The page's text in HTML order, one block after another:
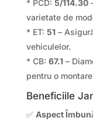
* PCD: 5/114.30
varietate de
* ET: 51 –
vehiculelor.
* CB: 67.1 –
pentru o
Beneficiile
✅ Aspect